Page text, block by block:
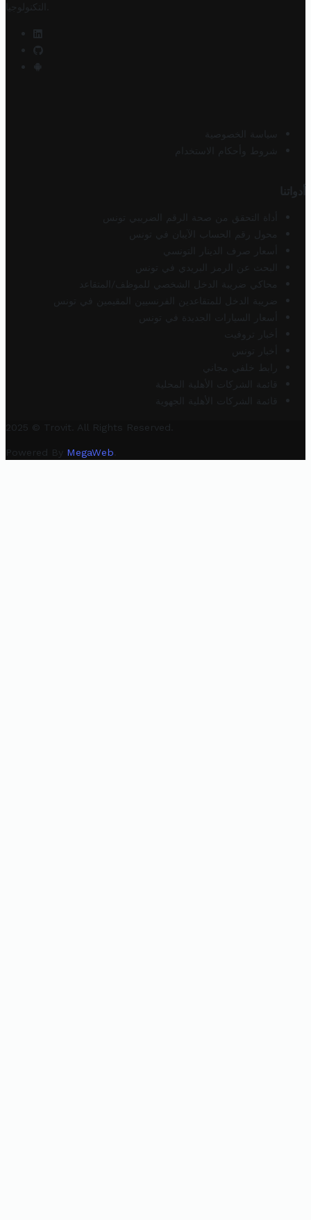
التكنولوجيا
سياسة الخصوصية
شروط وأحكام الاستخدام
أدواتنا
أداة التحقق من صحة الرقم الضريبي تونس
محول رقم الحساب الآيبان في تونس
أسعار صرف الدينار التونسي
البحث عن الرمز البريدي في تونس
محاكي ضريبة الدخل الشخصي للموظف/المتقاعد
ضريبة الدخل للمتقاعدين الفرنسيين المقيمين في تونس
أسعار السيارات الجديدة في تونس
أخبار تروفيت
أخبار تونس
رابط خلفي مجاني
قائمة الشركات الأهلية المحلية
قائمة الشركات الأهلية الجهوية
2025 © Trovit. All Rights Reserved.
Powered By MegaWeb